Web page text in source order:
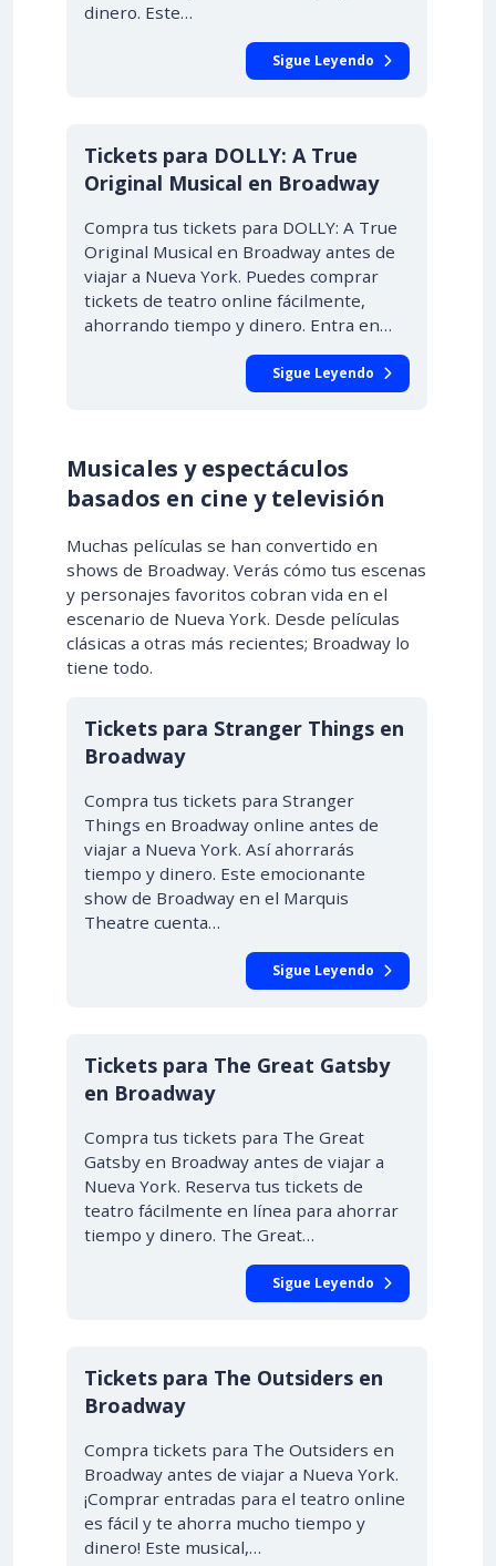
dinero. Este…
Sigue Leyendo
Tickets para DOLLY: A True
Original Musical en Broadway
Compra tus tickets para DOLLY: A True
Original Musical en Broadway antes de
viajar a Nueva York. Puedes comprar
tickets de teatro online fácilmente,
ahorrando tiempo y dinero. Entra en…
Sigue Leyendo
Musicales y espectáculos
basados en cine y televisión
Muchas películas se han convertido en
shows de Broadway. Verás cómo tus escenas
y personajes favoritos cobran vida en el
escenario de Nueva York. Desde películas
clásicas a otras más recientes; Broadway lo
tiene todo.
Tickets para Stranger Things en
Broadway
Compra tus tickets para Stranger
Things en Broadway online antes de
viajar a Nueva York. Así ahorrarás
tiempo y dinero. Este emocionante
show de Broadway en el Marquis
Theatre cuenta…
Sigue Leyendo
Tickets para The Great Gatsby
en Broadway
Compra tus tickets para The Great
Gatsby en Broadway antes de viajar a
Nueva York. Reserva tus tickets de
teatro fácilmente en línea para ahorrar
tiempo y dinero. The Great…
Sigue Leyendo
Tickets para The Outsiders en
Broadway
Compra tickets para The Outsiders en
Broadway antes de viajar a Nueva York.
¡Comprar entradas para el teatro online
es fácil y te ahorra mucho tiempo y
dinero! Este musical,…